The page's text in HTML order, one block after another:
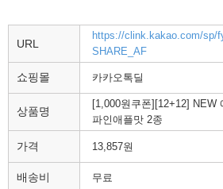
URL
https://clink.kakao.com/sp/
SHARE_AF
쇼핑몰 카카오톡딜
상품명
[1,000원쿠폰][12+12] NEW
파인애플맛 2종
가격 13,857원
배송비 무료